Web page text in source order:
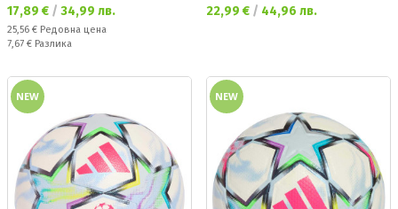
Текуща цена:
17,89 € / 34,99 лв.
Редовна цена:
25,56 € Редовна цена
Спестявате:
7,67 € Разлика
Текуща цена:
22,99 € / 44,96 лв.
NEW NEW